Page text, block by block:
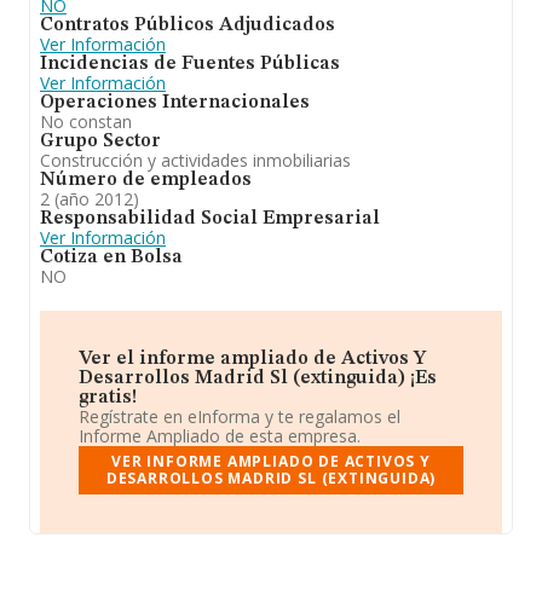
NO
Contratos Públicos Adjudicados
Ver Información
Incidencias de Fuentes Públicas
Ver Información
Operaciones Internacionales
No constan
Grupo Sector
Construcción y actividades inmobiliarias
Número de empleados
2 (año 2012)
Responsabilidad Social Empresarial
Ver Información
Cotiza en Bolsa
NO
Ver el informe ampliado de Activos Y
Desarrollos Madrid Sl (extinguida) ¡Es
gratis!
Regístrate en eInforma y te regalamos el
Informe Ampliado de esta empresa.
VER INFORME AMPLIADO DE ACTIVOS Y
DESARROLLOS MADRID SL (EXTINGUIDA)